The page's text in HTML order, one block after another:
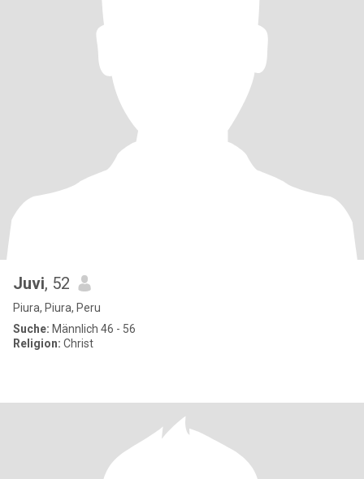
Juvi, 52
Piura, Piura, Peru
Suche: Männlich 46 - 56
Religion: Christ